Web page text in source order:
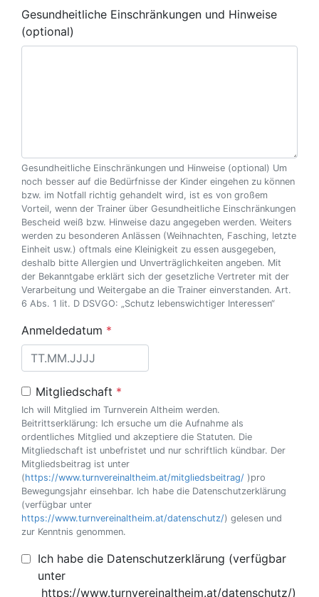
Gesundheitliche Einschränkungen und Hinweise
(optional)
Gesundheitliche Einschränkungen und Hinweise (optional) Um
noch besser auf die Bedürfnisse der Kinder eingehen zu können
bzw. im Notfall richtig gehandelt wird, ist es von großem
Vorteil, wenn der Trainer über Gesundheitliche Einschränkungen
Bescheid weiß bzw. Hinweise dazu angegeben werden. Weiters
werden zu besonderen Anlässen (Weihnachten, Fasching, letzte
Einheit usw.) oftmals eine Kleinigkeit zu essen ausgegeben,
deshalb bitte Allergien und Unverträglichkeiten angeben. Mit
der Bekanntgabe erklärt sich der gesetzliche Vertreter mit der
Verarbeitung und Weitergabe an die Trainer einverstanden. Art.
6 Abs. 1 lit. D DSVGO: „Schutz lebenswichtiger Interessen“
Anmeldedatum *
Mitgliedschaft *
Ich will Mitglied im Turnverein Altheim werden.
Beitrittserklärung: Ich ersuche um die Aufnahme als
ordentliches Mitglied und akzeptiere die Statuten. Die
Mitgliedschaft ist unbefristet und nur schriftlich kündbar. Der
Mitgliedsbeitrag ist unter
(https://www.turnvereinaltheim.at/mitgliedsbeitrag/ )pro
Bewegungsjahr einsehbar. Ich habe die Datenschutzerklärung
(verfügbar unter
https://www.turnvereinaltheim.at/datenschutz/) gelesen und
zur Kenntnis genommen.
Ich habe die Datenschutzerklärung (verfügbar
unter
https://www.turnvereinaltheim.at/datenschutz/)